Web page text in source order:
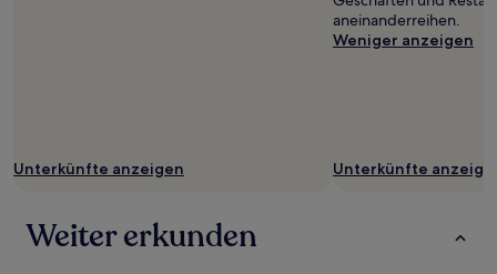
Unterkünfte anzeigen
aneinanderreihen.
Weniger anzeigen
Unterkünfte
Weiter erkunden